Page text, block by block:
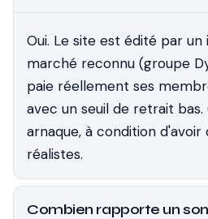
Oui. Le site est édité par
marché reconnu (groupe
paie réellement ses
avec un seuil de retrait bas.
arnaque, à condition
réalistes.
Combien rapporte un